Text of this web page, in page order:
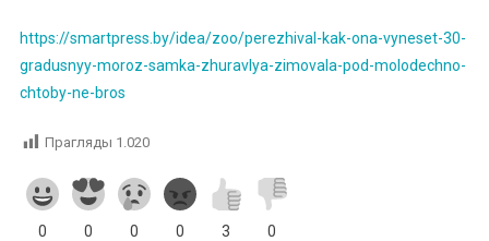
https://smartpress.by/idea/zoo/perezhival-kak-ona-vyneset-30-
gradusnyy-moroz-samka-zhuravlya-zimovala-pod-molodechno-
chtoby-ne-bros
Прагляды 1.020
0 0 0 0 3 0